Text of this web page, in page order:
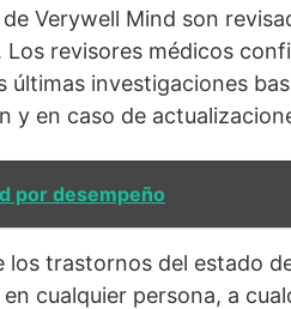
Verywell Mind son
Los revisores médicos
últimas investigaciones
y en caso de
por desempeño
los trastornos del estado
cualquier persona, a